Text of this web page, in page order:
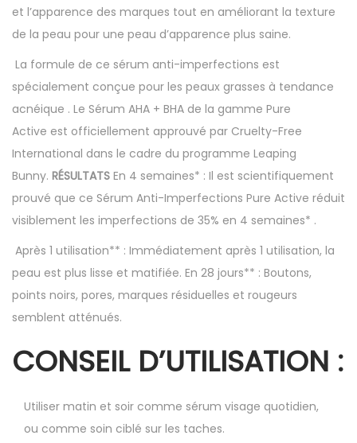
et l’apparence des marques tout en améliorant la texture
de la peau pour une peau d’apparence plus saine.
La formule de ce sérum anti-imperfections est
spécialement conçue pour les peaux grasses à tendance
acnéique . Le Sérum AHA + BHA de la gamme Pure
Active est officiellement approuvé par Cruelty-Free
International dans le cadre du programme Leaping
Bunny. RÉSULTATS En 4 semaines* : Il est scientifiquement
prouvé que ce Sérum Anti-Imperfections Pure Active réduit
visiblement les imperfections de 35% en 4 semaines* .
Après 1 utilisation** : Immédiatement après 1 utilisation, la
peau est plus lisse et matifiée. En 28 jours** : Boutons,
points noirs, pores, marques résiduelles et rougeurs
semblent atténués.
CONSEIL D’UTILISATION :
Utiliser matin et soir comme sérum visage quotidien,
ou comme soin ciblé sur les taches.